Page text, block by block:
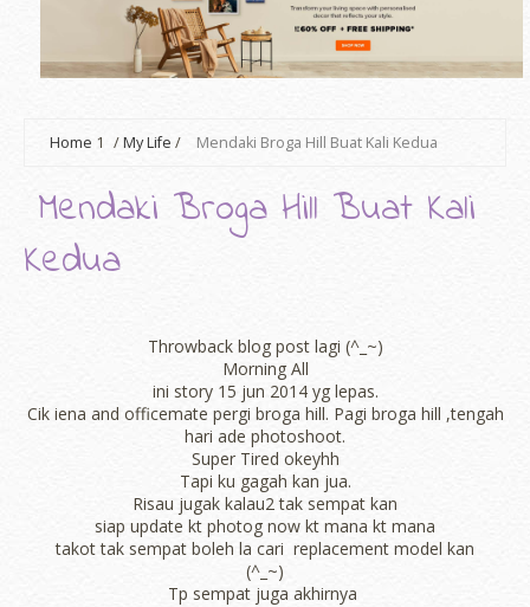
Home 1 /My Life / Mendaki Broga Hill Buat Kali Kedua
Mendaki Broga Hill Buat Kali
Kedua
Throwback blog post lagi (^_~)
Morning All
ini story 15 jun 2014 yg lepas.
Cik iena and officemate pergi broga hill. Pagi broga hill ,tengah
hari ade photoshoot.
Super Tired okeyhh
Tapi ku gagah kan jua.
Risau jugak kalau2 tak sempat kan
siap update kt photog now kt mana kt mana
takot tak sempat boleh la cari replacement model kan
(^_~)
Tp sempat juga akhirnya